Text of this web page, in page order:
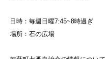
日時：毎週日曜7:45~8時過ぎ
場所：石の広場